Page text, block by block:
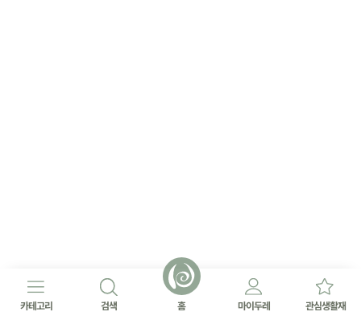
카테고리 검색 홈 마이두레 관심생활재